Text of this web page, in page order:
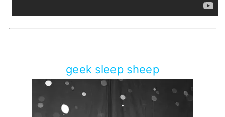
geek sleep sheep